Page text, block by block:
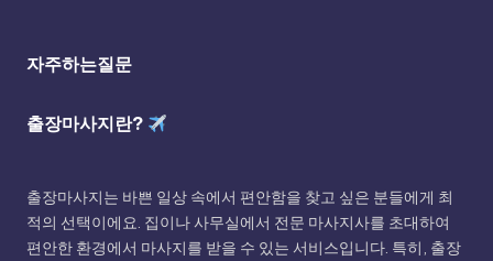
자주하는질문
출장마사지란?
출장마사지는 바쁜 일상 속에서 편안함을 찾고 싶은 분들에게 최
적의 선택이에요. 집이나 사무실에서 전문 마사지사를 초대하여
편안한 환경에서 마사지를 받을 수 있는 서비스입니다. 특히, 출장